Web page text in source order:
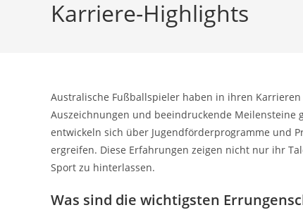
Karriere-Highlights
Australische Fußballspieler haben in ihren
Auszeichnungen und beeindruckende Meilensteine
entwickeln sich über Jugendförderprogramme und
ergreifen. Diese Erfahrungen zeigen nicht nur ihr
Sport zu hinterlassen.
Was sind die wichtigsten